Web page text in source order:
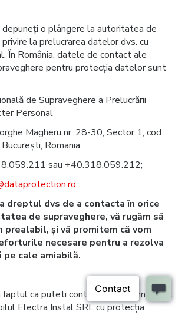
o plângere la autoritatea de
la prelucrarea datelor dvs. cu
În România, datele de contact ale
pentru protecția datelor sunt
de Supraveghere a Prelucrării
Personal
Magheru nr. 28-30, Sector 1, cod
Romania
sau +40.318.059.212;
dreptul dvs de a contacta în orice
de supraveghere, vă rugăm să
prealabil, și vă promitem că vom
necesare pentru a rezolva
cale amiabilă.
faptul ca puteti contacta in orice moment
Electra Instal SRL cu protecția